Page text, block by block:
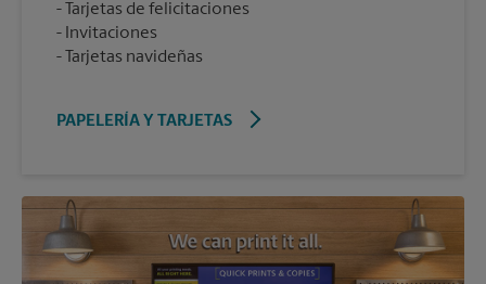
Tarjetas de felicitaciones
Invitaciones
Tarjetas navideñas
PAPELERÍA Y TARJETAS